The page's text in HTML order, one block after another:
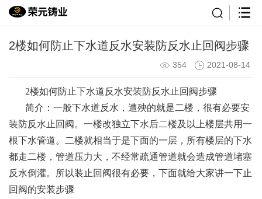
2楼如何防止下水道反水安装防反水止回阀步骤
354 2021-08-14
2楼如何防止下水道反水安装防反水止回阀步骤
简介：一般下水道反水，遭殃的就是二楼，很有必要安
装防反水止回阀。一楼改独立下水后二楼及以上楼层共用一
根下水管道。二楼就相当于是下面的一层，所有楼层的下水
都走二楼，管道压力大，不经常疏通管道就会造成管道堵塞
反水倒灌。所以装止回阀很有必要，下面就给大家讲一下止
回阀的安装步骤